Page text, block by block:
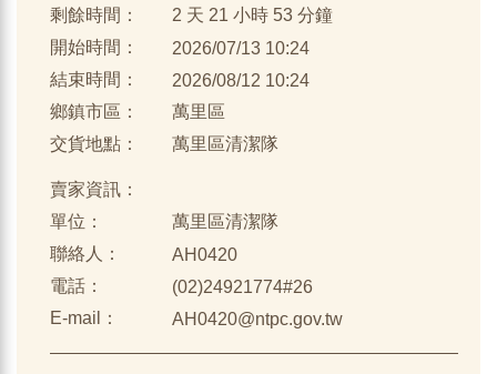
剩餘時間：
2 天 21 小時 53 分鐘
開始時間：
2026/07/13 10:24
結束時間：
2026/08/12 10:24
鄉鎮市區：
萬里區
交貨地點：
萬里區清潔隊
賣家資訊：
單位：
萬里區清潔隊
聯絡人：
AH0420
電話：
(02)24921774#26
E-mail：
AH0420@ntpc.gov.tw